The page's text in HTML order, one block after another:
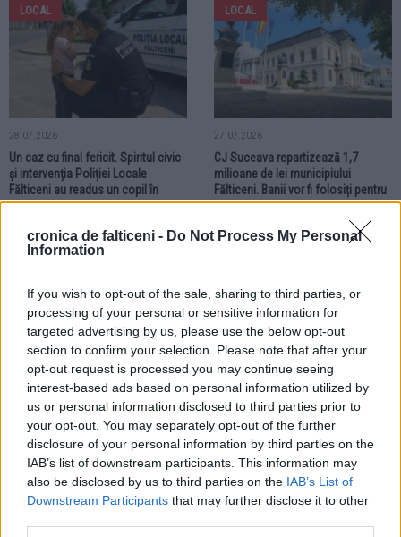
cronica de falticeni - Do Not Process My Personal
Information
If you wish to opt-out of the sale, sharing to third parties, or
processing of your personal or sensitive information for
targeted advertising by us, please use the below opt-out
section to confirm your selection. Please note that after your
opt-out request is processed you may continue seeing
interest-based ads based on personal information utilized by
us or personal information disclosed to third parties prior to
your opt-out. You may separately opt-out of the further
disclosure of your personal information by third parties on the
IAB’s list of downstream participants. This information may
also be disclosed by us to third parties on the IAB’s List of
Downstream Participants that may further disclose it to other
LOCAL
28.07.2026
Un caz cu final fericit. Spiritul civic
și intervenția Poliției Locale
Fălticeni au readus un copil în
brațele familiei
LOCAL
27.07.2026
CJ Suceava repartizează 1,7
milioane de lei municipiului
Fălticeni. Banii vor fi folosiți pentru
investiții curente
LOCAL
27.07.2026
Municipiul Fălticeni are un Centru
pentru deșeurile voluminoase.
Proiectul urmează să devină
operațional